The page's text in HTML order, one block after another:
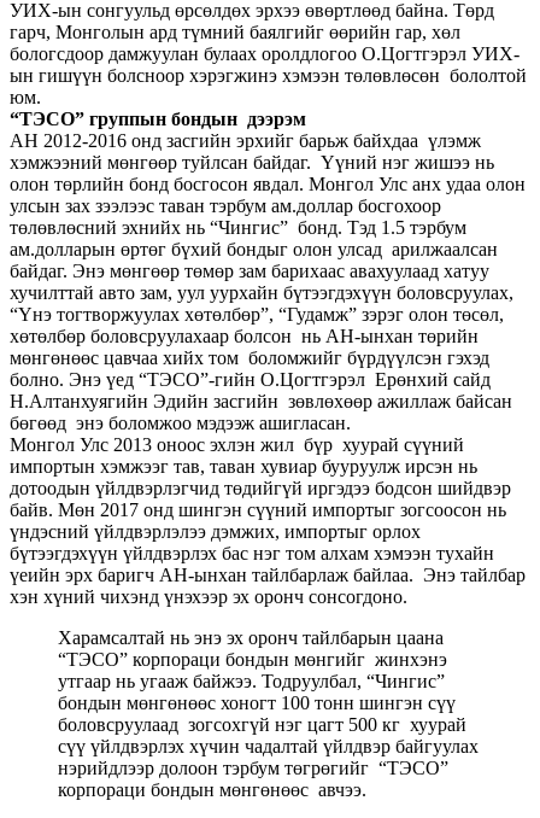
УИХ-ын сонгуульд өрсөлдөх эрхээ өвөртлөөд байна. Төрд
гарч, Монголын ард түмний баялгийг өөрийн гар, хөл
бологсдоор дамжуулан булаах оролдлогоо О.Цогтгэрэл УИХ-
ын гишүүн болсноор хэрэгжинэ хэмээн төлөвлөсөн бололтой
юм.
“ТЭСО” группын бондын дээрэм
АН 2012-2016 онд засгийн эрхийг барьж байхдаа үлэмж
хэмжээний мөнгөөр туйлсан байдаг. Үүний нэг жишээ нь
олон төрлийн бонд босгосон явдал. Монгол Улс анх удаа олон
улсын зах зээлээс таван тэрбум ам.доллар босгохоор
төлөвлөсний эхнийх нь “Чингис” бонд. Тэд 1.5 тэрбум
ам.долларын өртөг бүхий бондыг олон улсад арилжаалсан
байдаг. Энэ мөнгөөр төмөр зам барихаас авахуулаад хатуу
хучилттай авто зам, уул уурхайн бүтээгдэхүүн боловсруулах,
“Үнэ тогтворжуулах хөтөлбөр”, “Гудамж” зэрэг олон төсөл,
хөтөлбөр боловсруулахаар болсон нь АН-ынхан төрийн
мөнгөнөөс цавчаа хийх том боломжийг бүрдүүлсэн гэхэд
болно. Энэ үед “ТЭСО”-гийн О.Цогтгэрэл Ерөнхий сайд
Н.Алтанхуягийн Эдийн засгийн зөвлөхөөр ажиллаж байсан
бөгөөд энэ боломжоо мэдээж ашигласан.
Монгол Улс 2013 оноос эхлэн жил бүр хуурай сүүний
импортын хэмжээг тав, таван хувиар бууруулж ирсэн нь
дотоодын үйлдвэрлэгчид төдийгүй иргэдээ бодсон шийдвэр
байв. Мөн 2017 онд шингэн сүүний импортыг зогсоосон нь
үндэсний үйлдвэрлэлээ дэмжих, импортыг орлох
бүтээгдэхүүн үйлдвэрлэх бас нэг том алхам хэмээн тухайн
үеийн эрх баригч АН-ынхан тайлбарлаж байлаа. Энэ тайлбар
хэн хүний чихэнд үнэхээр эх оронч сонсогдоно.
Харамсалтай нь энэ эх оронч тайлбарын цаана
“ТЭСО” корпораци бондын мөнгийг жинхэнэ
утгаар нь угааж байжээ. Тодруулбал, “Чингис”
бондын мөнгөнөөс хоногт 100 тонн шингэн сүү
боловсруулаад зогсохгүй нэг цагт 500 кг хуурай
сүү үйлдвэрлэх хүчин чадалтай үйлдвэр байгуулах
нэрийдлээр долоон тэрбум төгрөгийг “ТЭСО”
корпораци бондын мөнгөнөөс авчээ.